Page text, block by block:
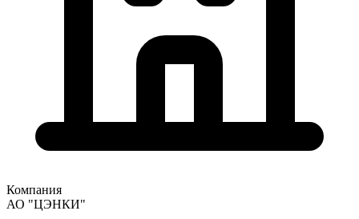
Компания
АО "ЦЭНКИ"